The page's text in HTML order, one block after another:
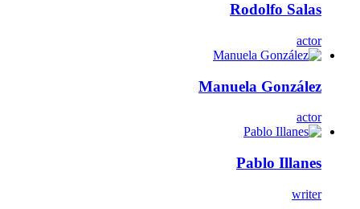
Rodolfo Salas
actor
Manuela González
actor
Pablo Illanes
writer